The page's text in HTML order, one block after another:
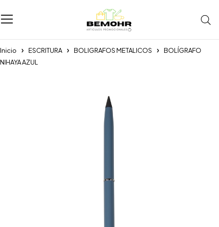
Inicio ESCRITURA BOLIGRAFOS METALICOS
BOLÍGRAFO
NIHAYA AZUL